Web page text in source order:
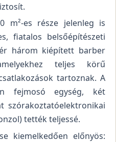
m²-es része jelenleg is
fiatalos belsőépítészeti
három kiépített barber
teljes körű
tartoznak. A
fejmosó egység, két
szórakoztatóelektronikai
tették teljessé.
kiemelkedően előnyös: